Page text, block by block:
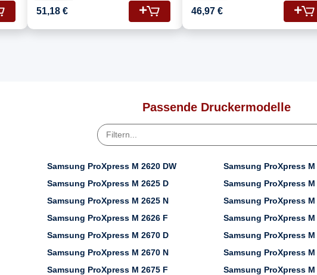
Toner-Kit Schwarz
51,18 €
Samsung Proxpress M
R116/ELS/SEE, MLT-
46,97 €
Passende Druckermodelle
Samsung ProXpress M 2620 DW Samsung ProXpress M
Samsung ProXpress M 2625 D Samsung ProXpress M
Samsung ProXpress M 2625 N Samsung ProXpress M
Samsung ProXpress M 2626 F Samsung ProXpress M
Samsung ProXpress M 2670 D Samsung ProXpress M
Samsung ProXpress M 2670 N Samsung ProXpress M
Samsung ProXpress M 2675 F Samsung ProXpress M